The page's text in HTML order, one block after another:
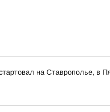
на Ставрополье, в